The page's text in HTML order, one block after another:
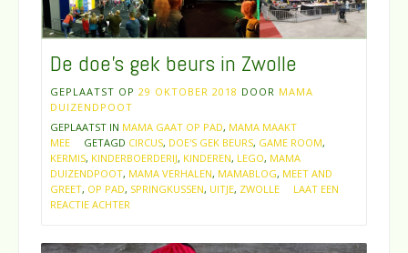
De doe’s gek beurs in Zwolle
GEPLAATST OP 29 OKTOBER 2018 DOOR MAMA
DUIZENDPOOT
GEPLAATST IN MAMA GAAT OP PAD, MAMA MAAKT
MEE
GETAGD CIRCUS, DOE'S GEK BEURS, GAME ROOM,
KERMIS, KINDERBOERDERIJ, KINDEREN, LEGO, MAMA
DUIZENDPOOT, MAMA VERHALEN, MAMABLOG, MEET AND
GREET, OP PAD, SPRINGKUSSEN, UITJE, ZWOLLE
LAAT EEN
REACTIE ACHTER